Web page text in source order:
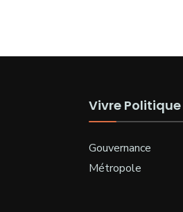
Vivre Politique
Gouvernance
Métropole